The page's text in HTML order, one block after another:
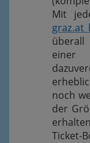
Mit
graz.at
überall
einer
noch
der
Ticket-